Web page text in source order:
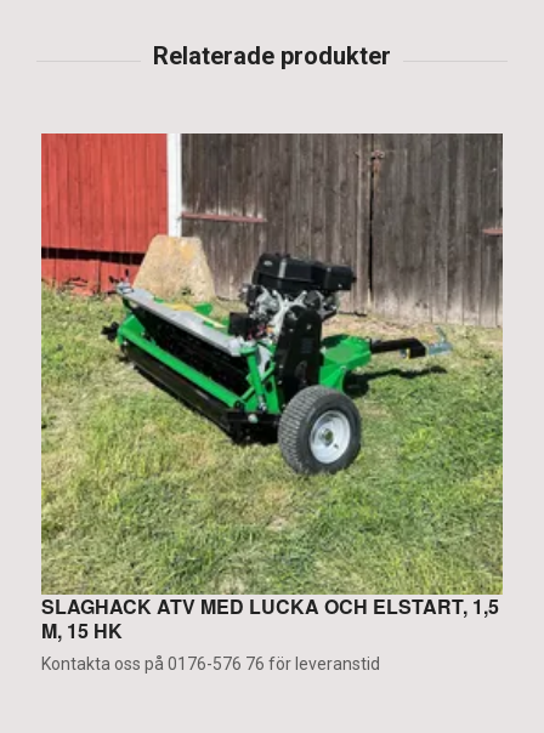
SLAGHACK ATV MED LUCKA OCH ELSTART, 1,5
M, 15 HK
Kontakta oss på 0176-576 76 för leveranstid